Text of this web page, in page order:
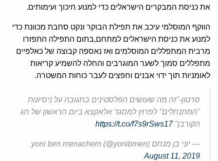
את כניסת המבקרים הישראלים כדי למנוע חיכוך ועימותים.
הווקף המוסלמי עיכב את תפילת הבוקר ונקט סחבת מכוונת כדי
למנוע את כניסת הישראלים למתחם,בתום התפילה התפזרו
מרבית המתפללים המוסלמים ואז נאספה קבוצה של כאלפיים
מתפללים סמוך לשער המוגרבים והחלה להשמיע קריאות
לאומניות תוך ידוי אבנים וחפצים לעבר כוחות המשטרה.
סרטון-"זה מה שעושים הפלסטינים בתגובה על ניסיונות
"המתנחלים" לפרוץ למסגד אלאקצא ביום הראשון של חג
הקורבן"https://t.co/f7s9rSws17
— יוני בן מנחם yoni ben menachem (@yonibmen)
August 11, 2019